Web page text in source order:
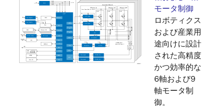
モータ制御
ロボティクス
および産業用
途向けに設計
された高精度
かつ効率的な
6軸および9
軸モータ制
御。